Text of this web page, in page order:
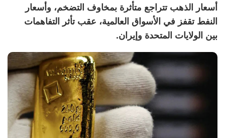
أسعار الذهب تتراجع متأثرة بمخاوف التضخم، وأسعار
النفط تقفز في الأسواق العالمية، عقب تأثر التفاهمات
بين الولايات المتحدة وإيران.